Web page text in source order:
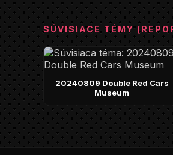
SÚVISIACE TÉMY
20240809 Double Red Cars
Museum